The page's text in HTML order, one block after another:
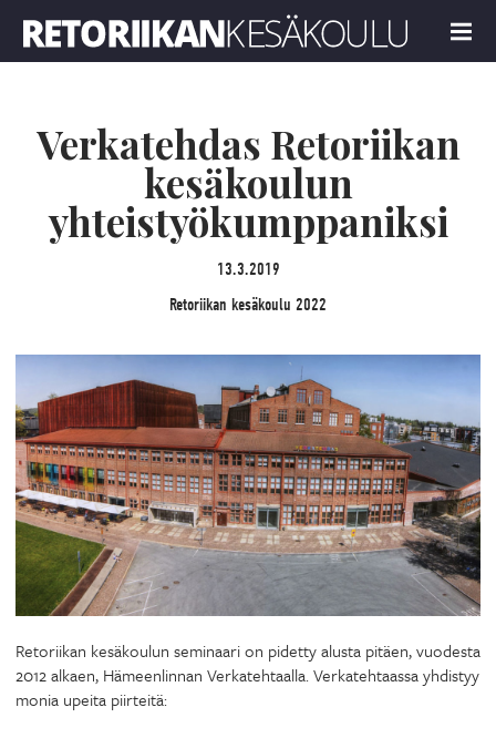
MENU
Verkatehdas Retoriikan
kesäkoulun
yhteistyökumppaniksi
13.3.2019
Retoriikan kesäkoulu 2022
Retoriikan kesäkoulun seminaari on pidetty alusta pitäen, vuodesta
2012 alkaen, Hämeenlinnan Verkatehtaalla. Verkatehtaassa yhdistyy
monia upeita piirteitä: